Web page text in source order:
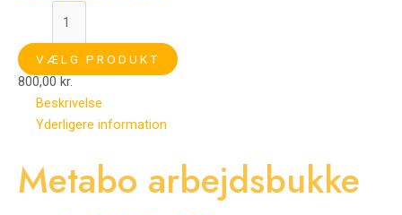
VÆLG PRODUKT
800,00 kr.
Beskrivelse
Yderligere information
Metabo arbejdsbukke